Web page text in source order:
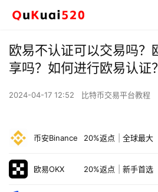
欧易不认证可以交易吗？
享吗？如何进行欧易认证？
2024-04-17 12:52 比特币交易平台教程
币安Binance 20%返点 全球最大
欧易OKX 20%返点 新手首选